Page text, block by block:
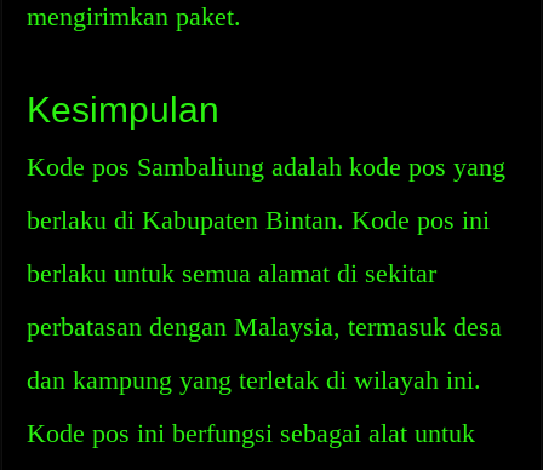
mengirimkan paket.
Kesimpulan
Kode pos Sambaliung adalah kode pos yang
berlaku di Kabupaten Bintan. Kode pos ini
berlaku untuk semua alamat di sekitar
perbatasan dengan Malaysia, termasuk desa
dan kampung yang terletak di wilayah ini.
Kode pos ini berfungsi sebagai alat untuk